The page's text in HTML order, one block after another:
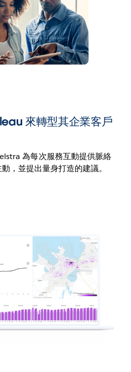
來轉型其企業客戶
為每次服務互動提供脈絡
，並提出量身打造的建議。